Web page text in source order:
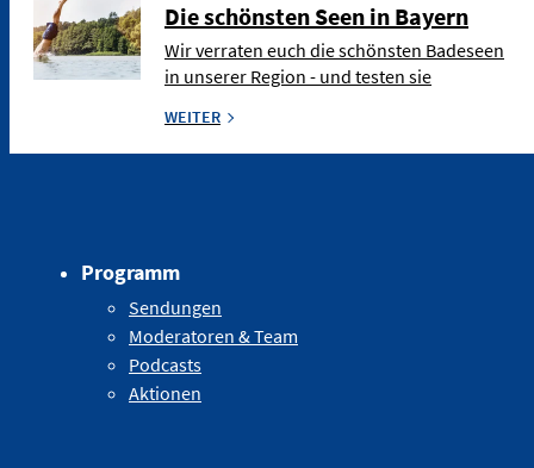
Die schönsten Seen in Bayern
Wir verraten euch die schönsten Badeseen
in unserer Region - und testen sie
WEITER
Programm
Sendungen
Moderatoren & Team
Podcasts
Aktionen